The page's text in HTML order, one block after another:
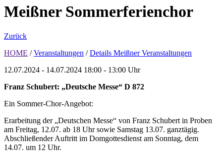
Meißner Sommerferienchor
Zurück
HOME / Veranstaltungen / Details Meißner Veranstaltungen
12.07.2024 - 14.07.2024 18:00 - 13:00 Uhr
Franz Schubert: „Deutsche Messe“ D 872
Ein Sommer-Chor-Angebot:
Erarbeitung der „Deutschen Messe“ von Franz Schubert in Proben
am Freitag, 12.07. ab 18 Uhr sowie Samstag 13.07. ganztägig.
Abschließender Auftritt im Domgottesdienst am Sonntag, dem
14.07. um 12 Uhr.